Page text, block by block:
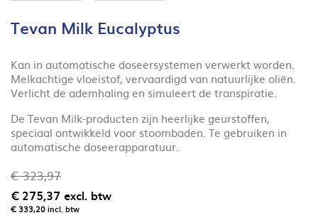
Tevan Milk Eucalyptus
Kan in automatische doseersystemen verwerkt worden.
Melkachtige vloeistof, vervaardigd van natuurlijke oliën.
Verlicht de ademhaling en simuleert de transpiratie.
De Tevan Milk-producten zijn heerlijke geurstoffen,
speciaal ontwikkeld voor stoombaden. Te gebruiken in
automatische doseerapparatuur.
€ 323,97
€ 275,37 excl. btw
€ 333,20incl. btw